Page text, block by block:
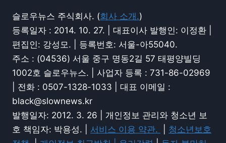
슬로우뉴스 주식회사. (회사 소개.)
등록일자 : 2014. 10. 27. | 대표이사 발행인: 이정환 |
편집인: 강성모. | 등록번호: 서울-아55040.
주소 : (04536) 서울 중구 명동2길 57 태평양빌딩
1002호 슬로우뉴스. | 사업자 등록 : 731-86-02969
| 전화 : 0507-1328-1033 | 대표 이메일 :
black@slownews.kr
발행일자: 2012. 3. 26 | 개인정보 관리와 청소년 보
호 책임자: 박용성. | 서비스 이용 약관.
청소년보호